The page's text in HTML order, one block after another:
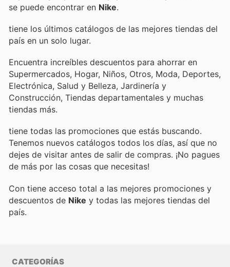
se puede encontrar en Nike.
tiene los últimos catálogos de las mejores tiendas del
país en un solo lugar.
Encuentra increíbles descuentos para ahorrar en
Supermercados, Hogar, Niños, Otros, Moda, Deportes,
Electrónica, Salud y Belleza, Jardinería y
Construcción, Tiendas departamentales y muchas
tiendas más.
tiene todas las promociones que estás buscando.
Tenemos nuevos catálogos todos los días, así que no
dejes de visitar antes de salir de compras. ¡No pagues
de más por las cosas que necesitas!
Con tiene acceso total a las mejores promociones y
descuentos de Nike y todas las mejores tiendas del
país.
CATEGORÍAS